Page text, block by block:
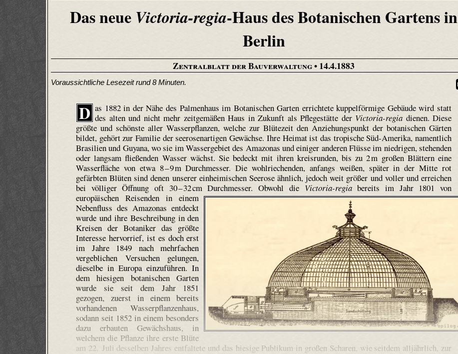
Das neue Victoria-regia-Haus des Botanischen Gartens in
Berlin
Zentralblatt der Bauverwaltung• 14.4.1883
Voraussichtliche Lesezeit rund 8 Minuten.
D as 1882 in der Nähe des Palmenhaus im Botanischen Garten errichtete kuppelförmige Gebäude wird statt
des alten und nicht mehr zeitgemäßen Haus in Zukunft als Pflegestätte der Victoria-regia dienen. Diese
größte und schönste aller Wasserpflanzen, welche zur Blütezeit den Anziehungspunkt der botanischen Gärten
bildet, gehört zur Familie der seerosenartigen Gewächse. Ihre Heimat ist das tropische Süd-Amerika, namentlich
Brasilien und Guyana, wo sie im Wassergebiet des Amazonas und einiger anderen Flüsse im niedrigen, stehenden
oder langsam fließenden Wasser wächst. Sie bedeckt mit ihren kreisrunden, bis zu 2 m großen Blättern eine
Wasserfläche von etwa 8 – 9 m Durchmesser. Die wohlriechenden, anfangs weißen, später in der Mitte rot
gefärbten Blüten sind denen unserer einheimischen Seerose ähnlich, jedoch weit größer und voller und erreichen
bei völliger Öffnung oft 30 – 32 cm Durchmesser.Obwohl die Victoria-regiabereits im Jahr 1801 von
europäischen Reisenden in einem
Nebenfluss des Amazonas entdeckt
wurde und ihre Beschreibung in den
Kreisen der Botaniker das größte
Interesse hervorrief, ist es doch erst
im Jahre 1849 nach mehrfachen
vergeblichen Versuchen gelungen,
dieselbe in Europa einzuführen. In
dem hiesigen botanischen Garten
wurde sie seit dem Jahr 1851
gezogen, zuerst in einem bereits
vorhandenen Wasserpflanzenhaus,
sodann seit 1852 in einem besonders
dazu erbauten Gewächshaus, in
welchem die Pflanze ihre erste Blüte
am 22. Juli desselben Jahres entfaltete und das hiesige Publikum in großen Scharen, wie seitdem alljährlich, zur